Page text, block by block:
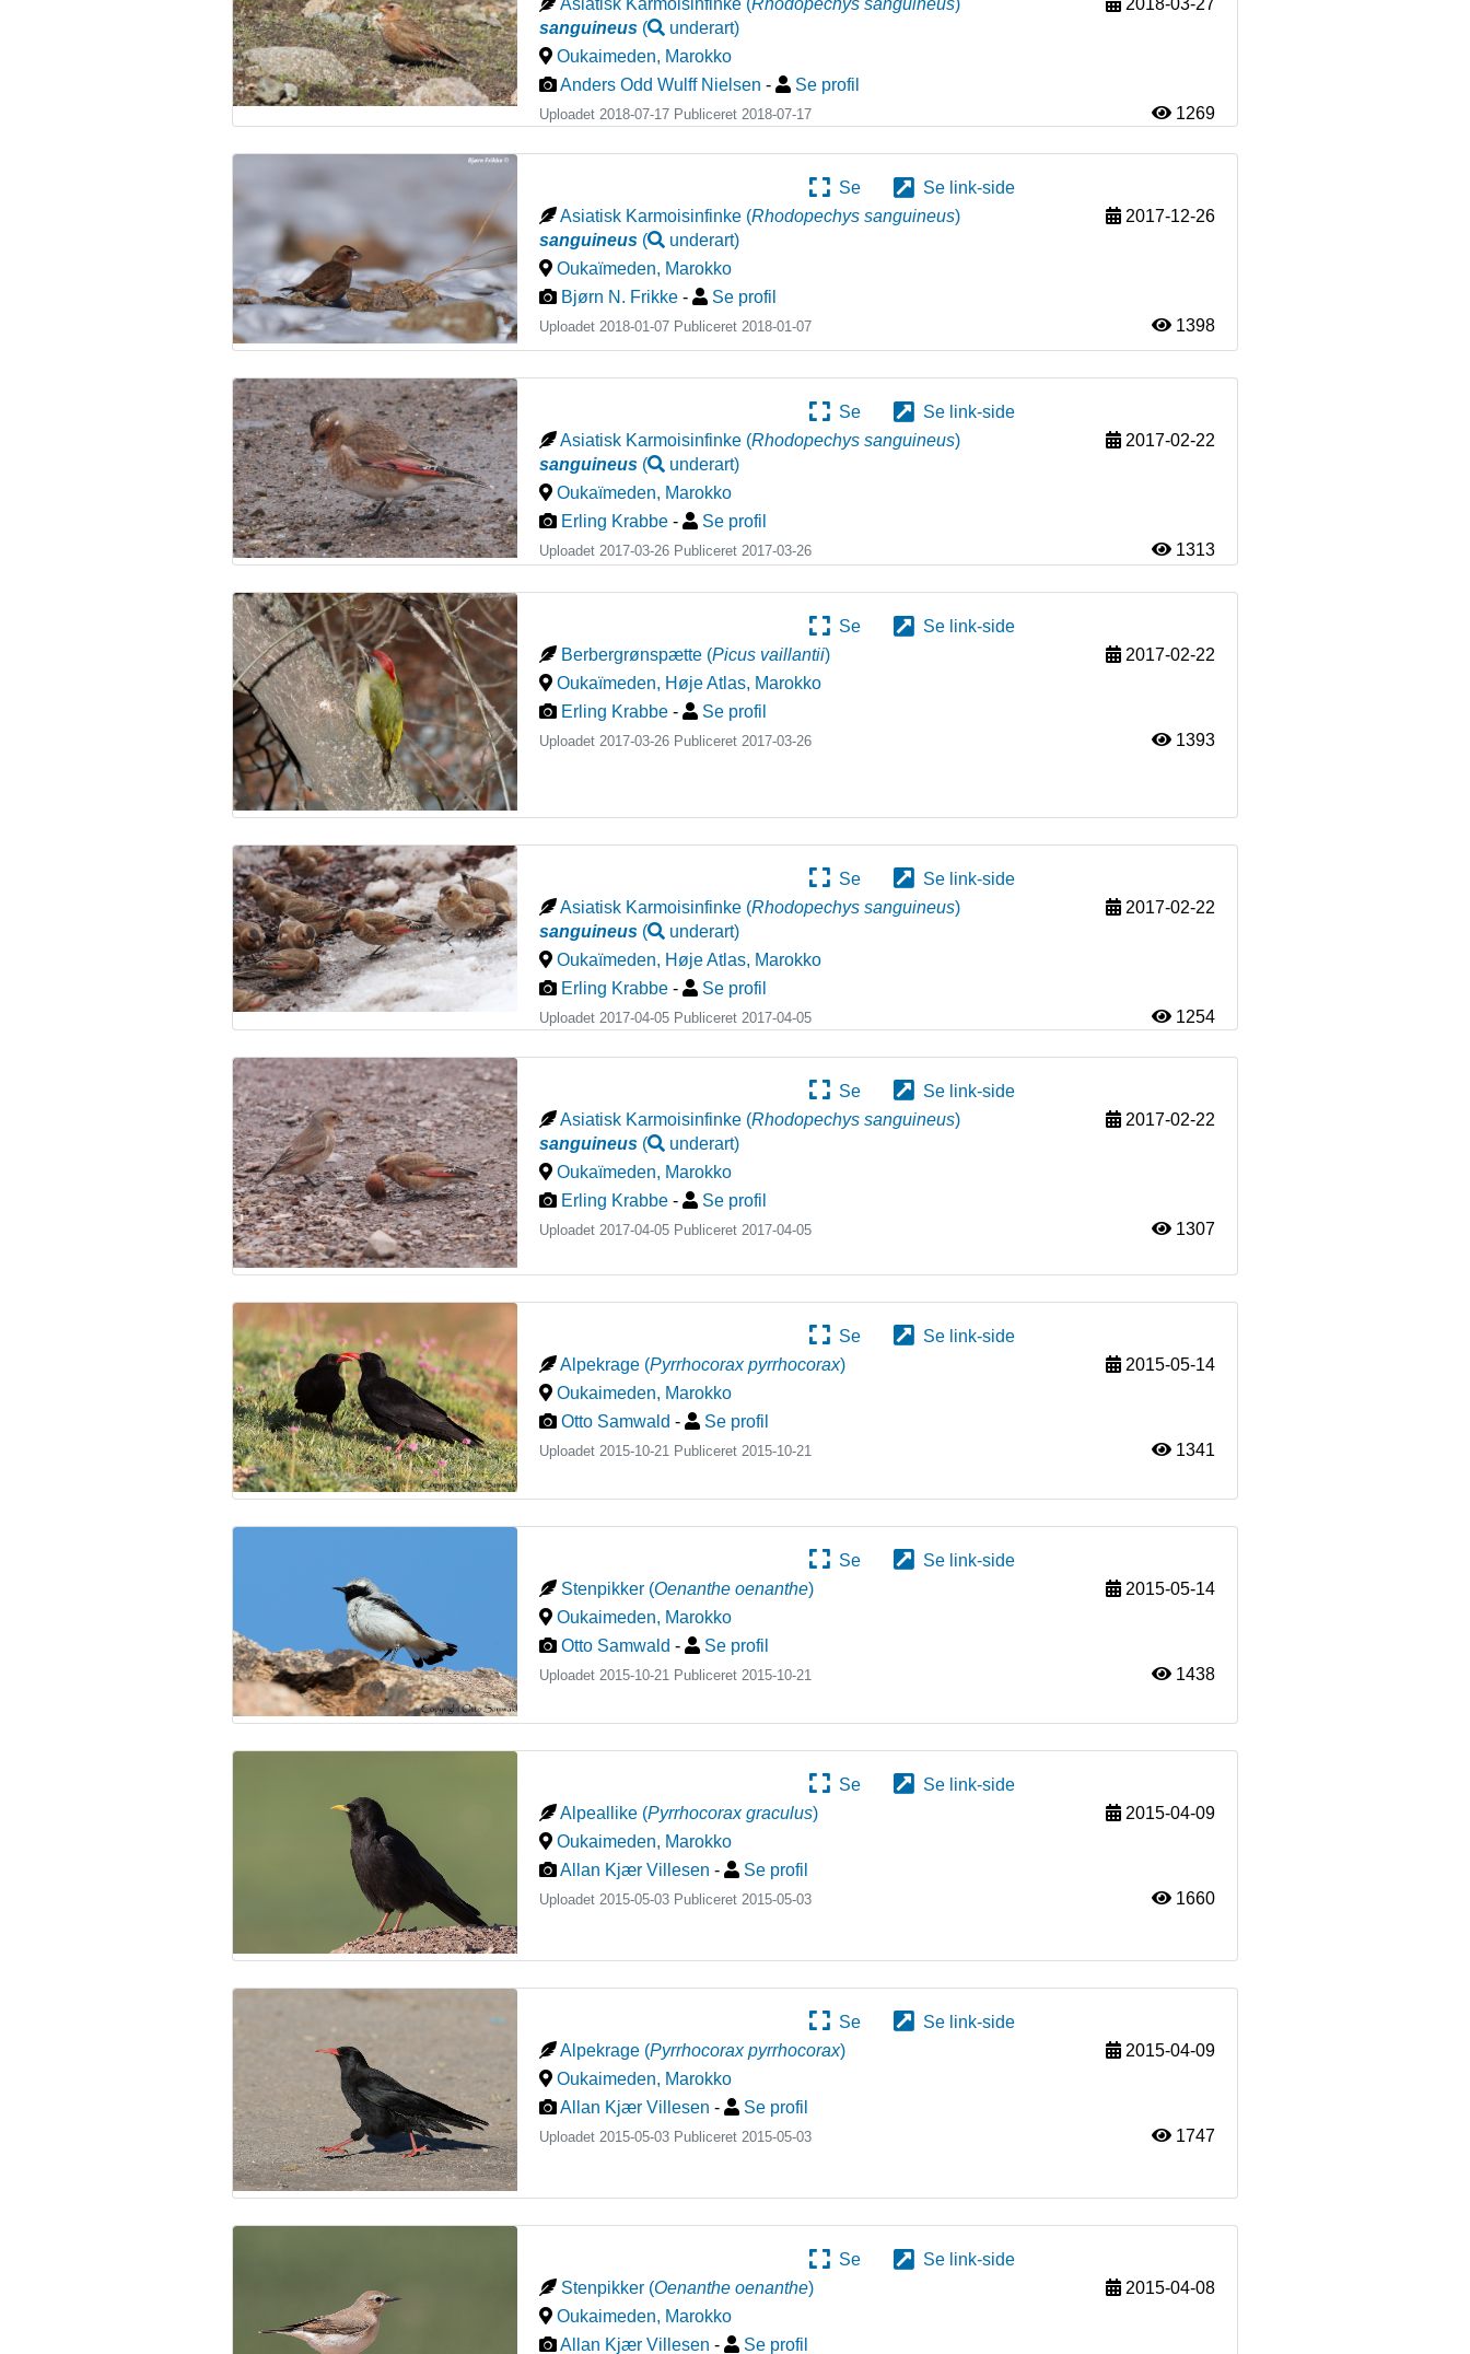
Asiatisk Karmoisinfinke (Rhodopechys sanguineus)
sanguineus ( underart)
2018-03-27
Oukaimeden, Marokko
Anders Odd Wulff Nielsen - Se profil
Uploadet 2018-07-17 Publiceret2018-07-17 1269
Se
Se link-side
Asiatisk Karmoisinfinke (Rhodopechys sanguineus)
sanguineus ( underart)
2017-12-26
Oukaïmeden, Marokko
Bjørn N. Frikke - Se profil
Uploadet 2018-01-07 Publiceret2018-01-07 1398
Se
Se link-side
Asiatisk Karmoisinfinke (Rhodopechys sanguineus)
sanguineus ( underart)
2017-02-22
Oukaïmeden, Marokko
Erling Krabbe - Se profil
Uploadet 2017-03-26 Publiceret2017-03-26 1313
Se
Se link-side
Berbergrønspætte (Picus vaillantii)
2017-02-22
Oukaïmeden, Høje Atlas, Marokko
Erling Krabbe - Se profil
Uploadet 2017-03-26 Publiceret2017-03-26 1393
Se
Se link-side
Asiatisk Karmoisinfinke (Rhodopechys sanguineus)
sanguineus ( underart)
2017-02-22
Oukaïmeden, Høje Atlas, Marokko
Erling Krabbe - Se profil
Uploadet 2017-04-05 Publiceret 2017-04-05 1254
Se
Se link-side
Asiatisk Karmoisinfinke (Rhodopechys sanguineus)
sanguineus ( underart)
2017-02-22
Oukaïmeden, Marokko
Erling Krabbe - Se profil
Uploadet 2017-04-05 Publiceret 2017-04-05 1307
Se
Se link-side
Alpekrage (Pyrrhocorax pyrrhocorax)
2015-05-14
Oukaimeden, Marokko
Otto Samwald - Se profil
Uploadet 2015-10-21 Publiceret 2015-10-21 1341
Se
Se link-side
Stenpikker (Oenanthe oenanthe)
2015-05-14
Oukaimeden, Marokko
Otto Samwald - Se profil
Uploadet 2015-10-21 Publiceret 2015-10-21 1438
Se
Se link-side
Alpeallike (Pyrrhocorax graculus)
2015-04-09
Oukaimeden, Marokko
Allan Kjær Villesen - Se profil
Uploadet 2015-05-03 Publiceret 2015-05-03 1660
Se
Se link-side
Alpekrage (Pyrrhocorax pyrrhocorax)
2015-04-09
Oukaimeden, Marokko
Allan Kjær Villesen - Se profil
Uploadet 2015-05-03 Publiceret 2015-05-03 1747
Se
Se link-side
Stenpikker (Oenanthe oenanthe)
2015-04-08
Oukaimeden, Marokko
Allan Kjær Villesen - Se profil